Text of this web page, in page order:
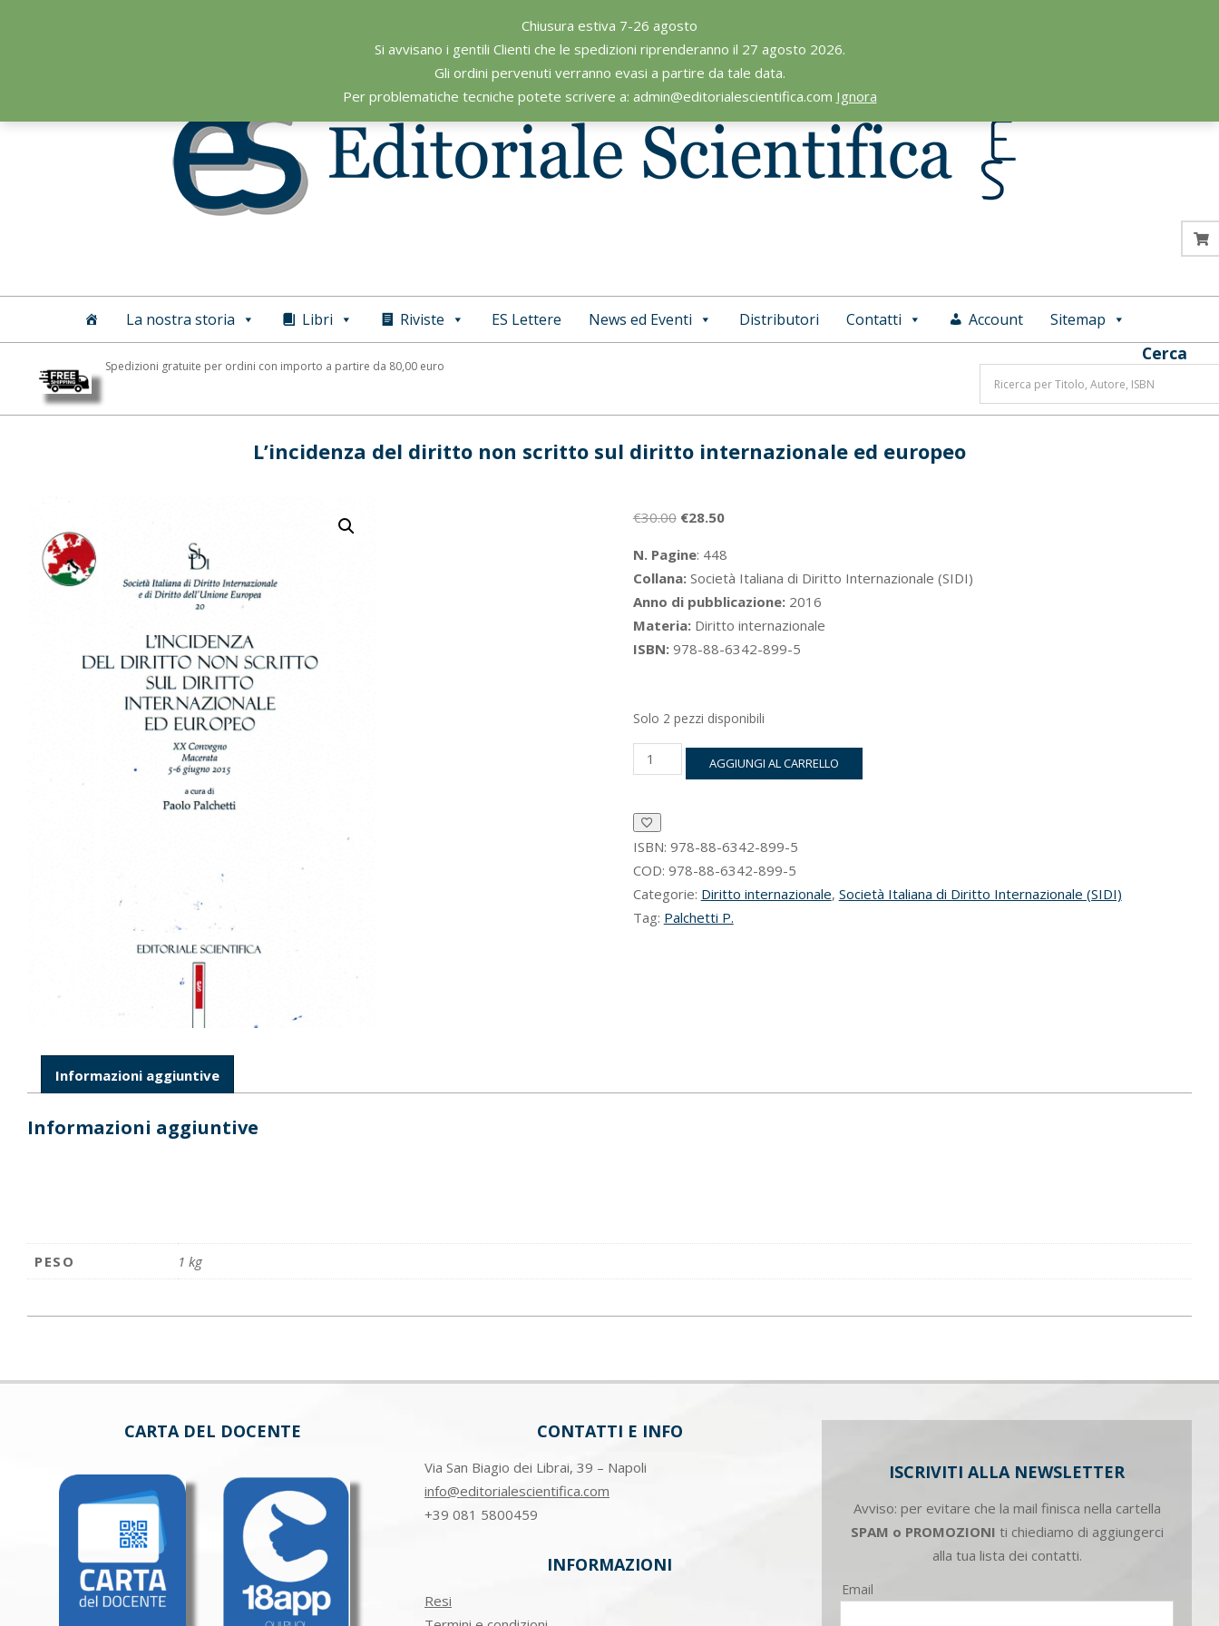
Chiusura estiva 7-26 agosto
Si avvisano i gentili Clienti che le spedizioni riprenderanno il 27 agosto 2026.
Gli ordini pervenuti verranno evasi a partire da tale data.
Per problematiche tecniche potete scrivere a: admin@editorialescientifica.com Ignora
Editoriale
Scientifica
Primary
La nostra storia Libri Riviste ES Lettere News ed Eventi Distributori Contatti Account Sitemap
Spedizioni gratuite per ordini con importo a partire da 80,00 euro
Cerca
L’incidenza del diritto non scritto sul diritto internazionale ed europeo
€30.00 Il
originale
era:
€30.00.
€28.50Il
attuale
è:
€28.50.
N. Pagine: 448
Collana:Società Italiana di Diritto Internazionale (SIDI)
Anno di pubblicazione:2016
Materia:Diritto internazionale
ISBN:978-88-6342-899-5
Solo 2 pezzi disponibili
L’incidenza
del
scritto
sul
diritto
ed
europeo
AGGIUNGI AL CARRELLO
ISBN: 978-88-6342-899-5
COD: 978-88-6342-899-5
Categorie: Diritto internazionale, Società Italiana di Diritto Internazionale (SIDI)
Tag: Palchetti P.
Informazioni aggiuntive
Informazioni aggiuntive
PESO 1 kg
CARTA DEL DOCENTE CONTATTI E INFO
Via San Biagio dei Librai, 39 – Napoli
info@editorialescientifica.com
+39 081 5800459
INFORMAZIONI
Resi
ISCRIVITI ALLA NEWSLETTER
Avviso: per evitare che la mail finisca nella cartella
SPAM o PROMOZIONI ti chiediamo di aggiungerci
alla tua lista dei contatti.
Email